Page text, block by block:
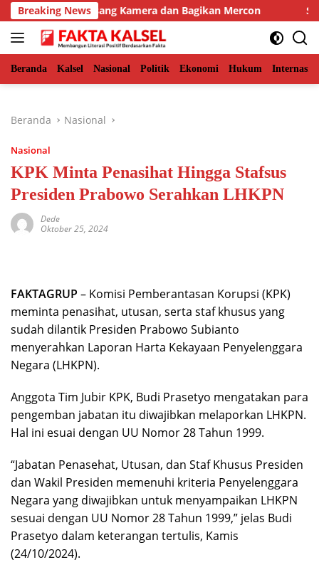
Langsung
ke
konten
Breaking News
BKSDA Pasang Kamera dan Bagikan Mercon Solid
Beranda Kalsel Nasional Politik Ekonomi Hukum
Beranda Nasional
Nasional
KPK Minta Penasihat Hingga Stafsus
Presiden Prabowo Serahkan LHKPN
Dede
Oktober 25, 2024
FAKTAGRUP – Komisi Pemberantasan Korupsi (KPK)
meminta penasihat, utusan, serta staf khusus yang
sudah dilantik Presiden Prabowo Subianto
menyerahkan Laporan Harta Kekayaan Penyelenggara
Negara (LHKPN).
Anggota Tim Jubir KPK, Budi Prasetyo mengatakan para
pengemban jabatan itu diwajibkan melaporkan LHKPN.
Hal ini esuai dengan UU Nomor 28 Tahun 1999.
“Jabatan Penasehat, Utusan, dan Staf Khusus Presiden
dan Wakil Presiden memenuhi kriteria Penyelenggara
Negara yang diwajibkan untuk menyampaikan LHKPN
sesuai dengan UU Nomor 28 Tahun 1999,” jelas Budi
Prasetyo dalam keterangan tertulis, Kamis
(24/10/2024).